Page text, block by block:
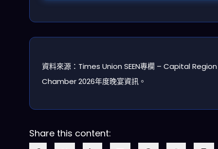
資料來源：Times Union SEEN專欄 – Capital Region
Chamber 2026年度晚宴資訊。
Share this content: